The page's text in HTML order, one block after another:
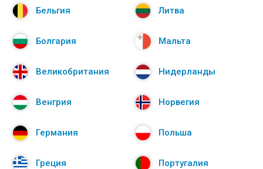
Бельгия
Болгария
Великобритания
Венгрия
Германия
Греция
Литва
Мальта
Нидерланды
Норвегия
Польша
Португалия